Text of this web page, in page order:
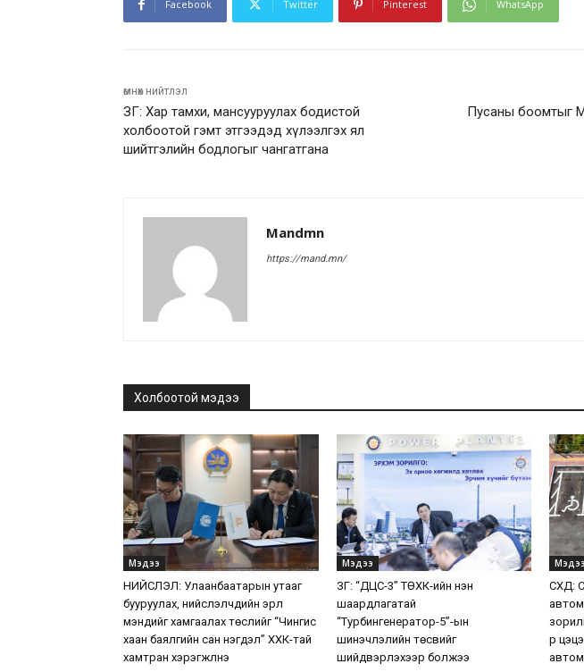
Facebook Twitter Pinterest WhatsApp
өмнөх нийтлэл
ЗГ: Хар тамхи, мансууруулах бодистой
холбоотой гэмт этгээдэд хүлээлгэх ял
шийтгэлийн бодлогыг чангатгана
Пусаны боомтыг
Mandmn
https://mand.mn/
Холбоотой мэдээ
Мэдээ
НИЙСЛЭЛ: Улаанбаатарын утааг
бууруулах, нийслэлчүүдийн эрүүл
мэндийг хамгаалах төслийг “Чингис
хаан баялгийн сан нэгдэл” ХХК-тай
хамтран хэрэгжүүлнэ
Мэдээ
ЗГ: “ДЦС-3” ТӨХК-ийн нэн
шаардлагатай
“Турбингенератор-5”-ын
шинэчлэлийн төсвийг
шийдвэрлэхээр болжээ
Мэдээ
СХД:
р